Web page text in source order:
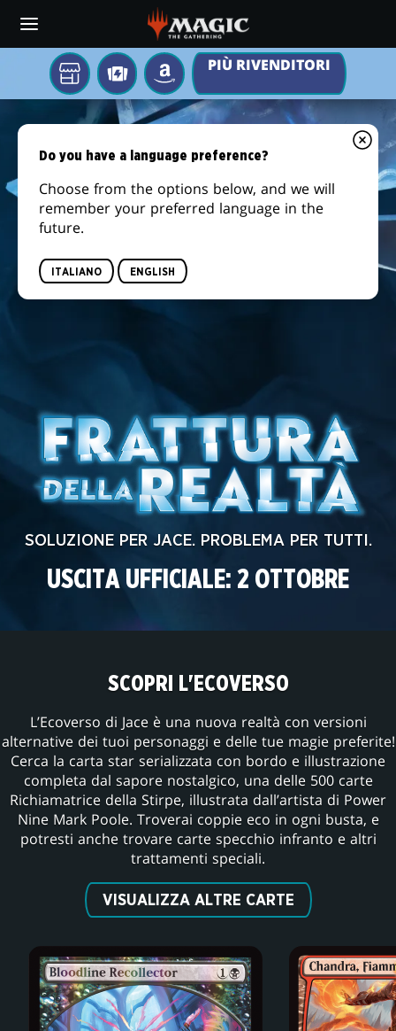
main
content
Il
tuo
negozio
zona
TCGPLAYER
AMAZON
PIÙ RIVENDITORI
REALITY
FRACTURE
SOLUZIONE PER JACE. PROBLEMA PER TUTTI.
USCITA UFFICIALE: 2 OTTOBRE
SCOPRI L'ECOVERSO
L’Ecoverso di Jace è una nuova realtà con versioni
alternative dei tuoi personaggi e delle tue magie preferite!
Cerca la carta star serializzata con bordo e illustrazione
completa dal sapore nostalgico, una delle 500 carte
Richiamatrice della Stirpe, illustrata dall’artista di Power
Nine Mark Poole. Troverai coppie eco in ogni busta, e
potresti anche trovare carte specchio infranto e altri
trattamenti speciali.
VISUALIZZA ALTRE CARTE
Do you have a language preference?
Choose from the options below, and we will
remember your preferred language in the
future.
ITALIANO ENGLISH